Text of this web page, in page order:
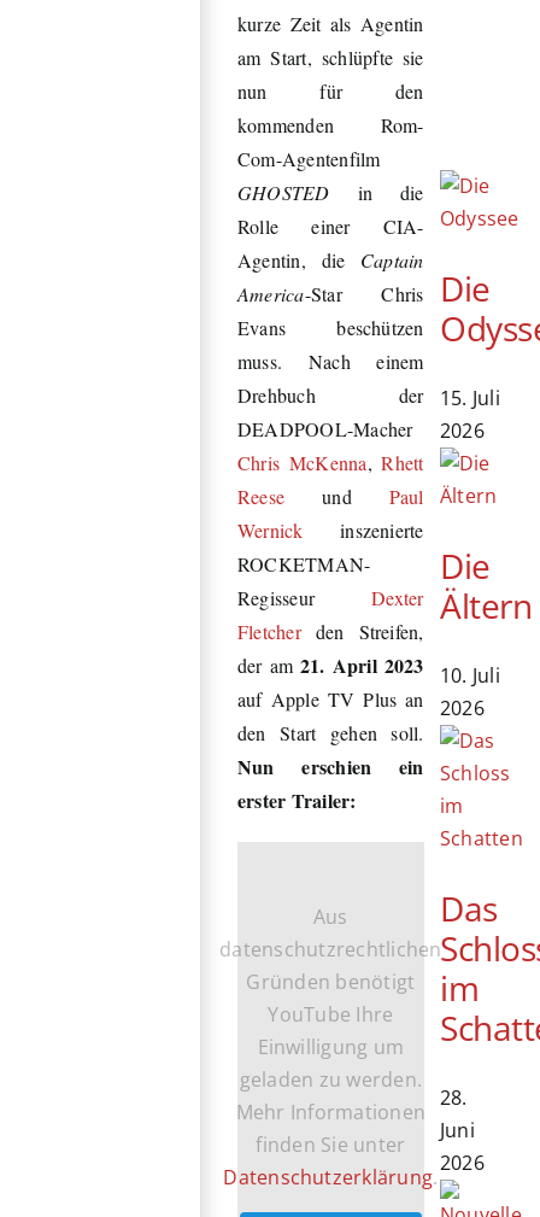
kurze Zeit als Agentin
am Start, schlüpfte sie
nun für den
kommenden Rom-
Com-Agentenfilm
GHOSTED in die
Rolle einer CIA-
Agentin, die Captain
America-Star Chris
Evans beschützen
muss. Nach einem
Drehbuch der
DEADPOOL-Macher
Chris McKenna,Rhett
Reese und Paul
Wernick inszenierte
ROCKETMAN-
RegisseurDexter
Fletcherden Streifen,
der am 21. April 2023
auf Apple TV Plus an
den Start gehen soll.
Nun erschien ein
erster Trailer:
Aus
datenschutzrechtlichen
Gründen benötigt
YouTube Ihre
Einwilligung um
geladen zu werden.
Mehr Informationen
finden Sie unter
Datenschutzerklärung.
Die
15. Juli
2026
Die
Ältern
10. Juli
2026
Das
im
28.
Juni
2026